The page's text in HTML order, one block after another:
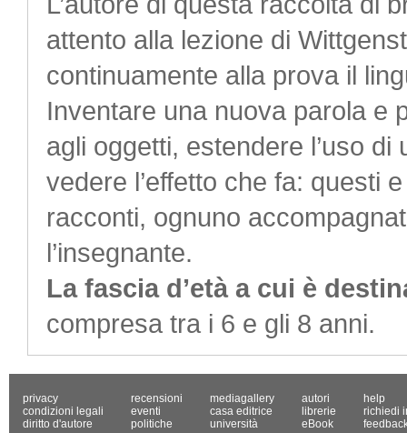
attento alla lezione di
continuamente alla prova il
Inventare una nuova parola e
agli oggetti, estendere l’uso
vedere l’effetto che fa: questi
racconti, ognuno
l’insegnante.
La fascia d’età a cui è
compresa tra i 6 e gli 8 anni.
privacy
condizioni legali
diritto d'autore
recensioni
eventi
politiche
mediagallery
casa editrice
università
autori
librerie
eBook
help
richiedi